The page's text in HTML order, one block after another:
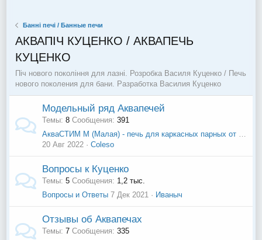
Банні печі / Банные печи
АКВАПІЧ КУЦЕНКО / АКВАПЕЧЬ
КУЦЕНКО
Піч нового покоління для лазні. Розробка Василя Куценко / Печь
нового поколения для бани. Разработка Василия Куценко
Модельный ряд Аквапечей
Темы 8 Сообщения
391
АкваСТИМ М (Малая) - печь для каркасных парных от 6 до 20 куб.м
20 Авг 2022
Coleso
Вопросы к Куценко
Темы 5 Сообщения
1,2 тыс.
Вопросы и Ответы 7 Дек 2021 Иваныч
Отзывы об Аквапечах
Темы 7 Сообщения 335